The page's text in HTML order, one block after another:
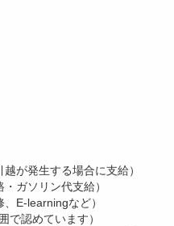
が発生する場合に支給）
ガソリン代支給）
E-learningなど）
で認めています）